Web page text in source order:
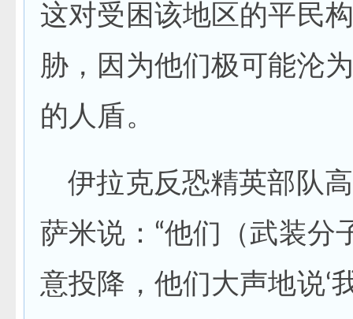
这对受困该地区的平民
胁，因为他们极可能沦
的人盾。
伊拉克反恐精英部队
萨米说：“他们（武装分
意投降，他们大声地说‘